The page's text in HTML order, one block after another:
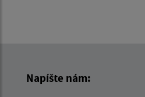
Napíšte nám: